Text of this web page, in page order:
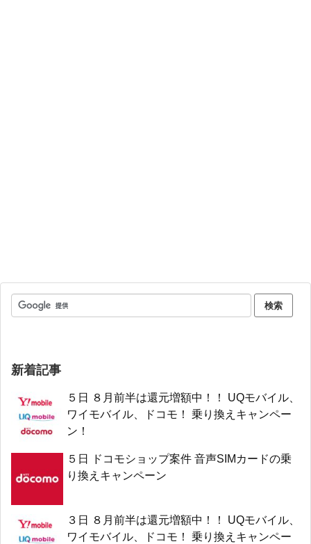
新着記事
５日 ８月前半は還元増額中！！ UQモバイル、
ワイモバイル、ドコモ！ 乗り換えキャンペー
ン！
５日 ドコモショップ案件 音声SIMカードの乗
り換えキャンペーン
３日 ８月前半は還元増額中！！ UQモバイル、
ワイモバイル、ドコモ！ 乗り換えキャンペー